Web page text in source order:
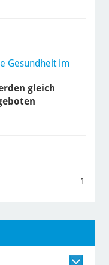
Gesundheit im
gleich
1